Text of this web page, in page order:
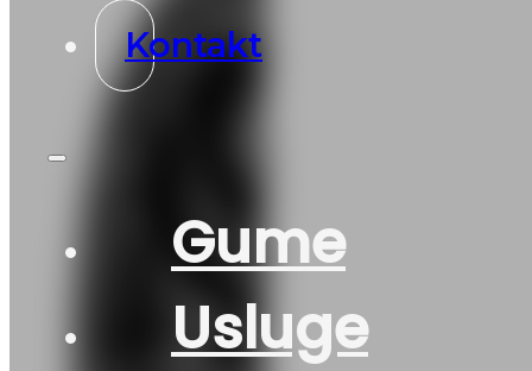
Kontakt
Gume
Usluge